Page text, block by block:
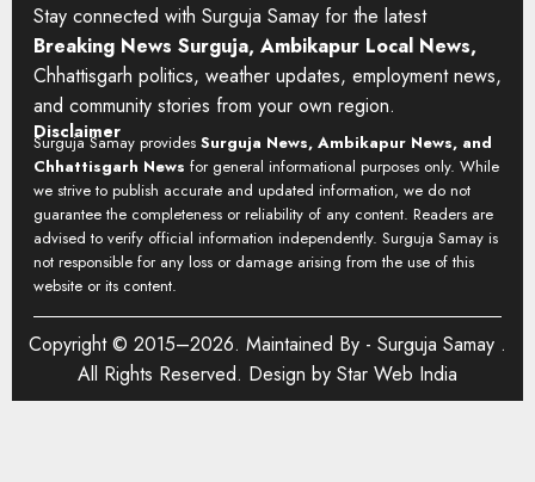
Stay connected with Surguja Samay for the latest
Breaking News Surguja, Ambikapur Local News,
Chhattisgarh politics, weather updates, employment news,
and community stories from your own region.
Disclaimer
Surguja Samay provides Surguja News, Ambikapur News, and
Chhattisgarh News for general informational purposes only. While
we strive to publish accurate and updated information, we do not
guarantee the completeness or reliability of any content. Readers are
advised to verify official information independently. Surguja Samay is
not responsible for any loss or damage arising from the use of this
website or its content.
Copyright © 2015–2026. Maintained By - Surguja Samay .
All Rights Reserved. Design by Star Web India